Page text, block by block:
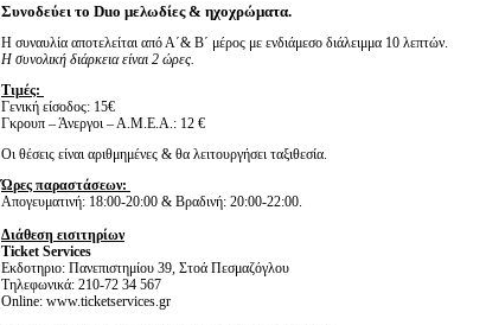
Συνοδεύει το Duo μελωδίες & ηχοχρώματα.
Η συναυλία αποτελείται από Α΄& Β΄ μέρος με ενδιάμεσο διάλειμμα 10 λεπτών.
Η συνολική διάρκεια είναι 2 ώρες.
Τιμές:
Γενική είσοδος: 15€
Γκρουπ – Άνεργοι – Α.Μ.Ε.Α.: 12 €
Οι θέσεις είναι αριθμημένες & θα λειτουργήσει ταξιθεσία.
Ώρες παραστάσεων:
Απογευματινή: 18:00-20:00 & Βραδινή: 20:00-22:00.
Διάθεση εισιτηρίων
Ticket Services
Εκδοτηριο: Πανεπιστημίου 39, Στοά Πεσμαζόγλου
Τηλεφωνικά: 210-72 34 567
Online: www.ticketservices.gr